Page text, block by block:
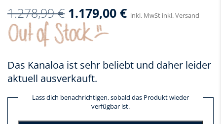
1.278,99€ 1.179,00 € inkl. MwSt inkl. Versand
Das Kanaloa ist sehr beliebt und daher leider
aktuell ausverkauft.
Lass dich benachrichtigen, sobald das Produkt wieder
verfügbar ist.